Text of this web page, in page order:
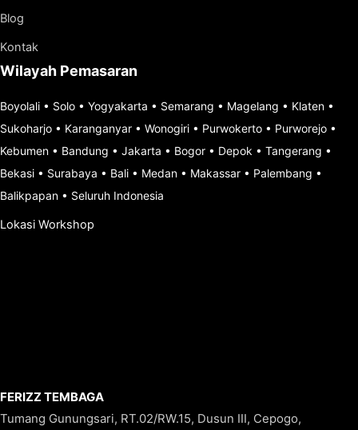
Blog
Kontak
Wilayah Pemasaran
Boyolali • Solo • Yogyakarta • Semarang • Magelang • Klaten •
Sukoharjo • Karanganyar • Wonogiri • Purwokerto • Purworejo •
Kebumen • Bandung • Jakarta • Bogor • Depok • Tangerang •
Bekasi • Surabaya • Bali • Medan • Makassar • Palembang •
Balikpapan • Seluruh Indonesia
Lokasi Workshop
FERIZZ TEMBAGA
Tumang Gunungsari, RT.02/RW.15, Dusun III, Cepogo,